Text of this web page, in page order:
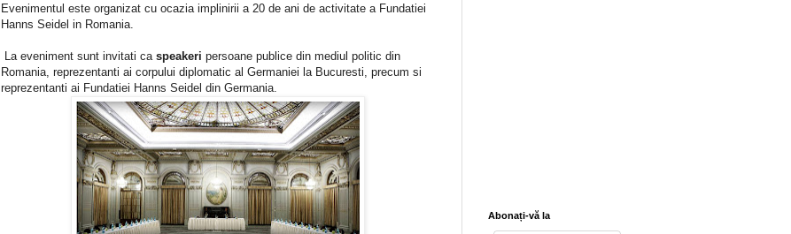
Evenimentul este organizat cu ocazia implinirii a 20 de ani de activitate a Fundatiei
Hanns Seidel in Romania.
La eveniment sunt invitati ca speakeri persoane publice din mediul politic din
Romania, reprezentanti ai corpului diplomatic al Germaniei la Bucuresti, precum si
reprezentanti ai Fundatiei Hanns Seidel din Germania.
Abonați-vă la